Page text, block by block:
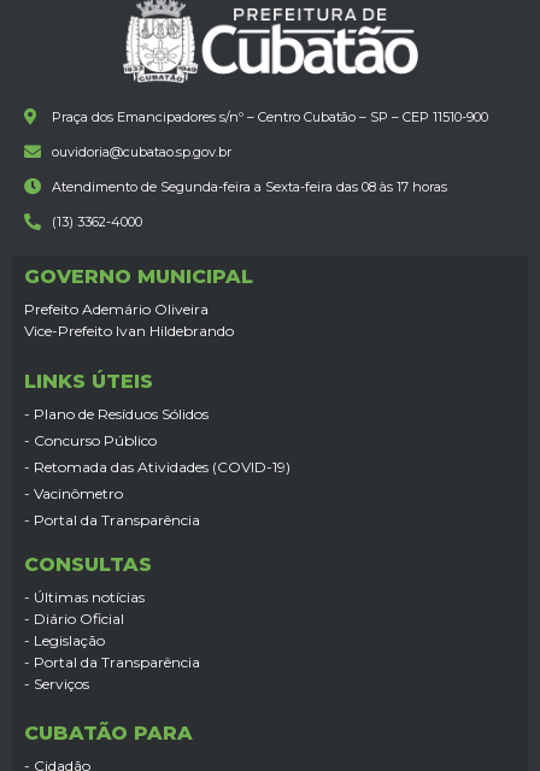
Praça dos Emancipadores s/nº – Centro Cubatão – SP – CEP 11510-900
ouvidoria@cubatao.sp.gov.br
Atendimento de Segunda-feira a Sexta-feira das 08 às 17 horas
(13) 3362-4000
GOVERNO MUNICIPAL
Prefeito Ademário Oliveira
Vice-Prefeito Ivan Hildebrando
LINKS ÚTEIS
- Plano de Resíduos Sólidos
- Concurso Público
- Retomada das Atividades (COVID-19)
- Vacinômetro
- Portal da Transparência
CONSULTAS
- Últimas notícias
- Diário Oficial
- Legislação
- Portal da Transparência
- Serviços
CUBATÃO PARA
- Cidadão